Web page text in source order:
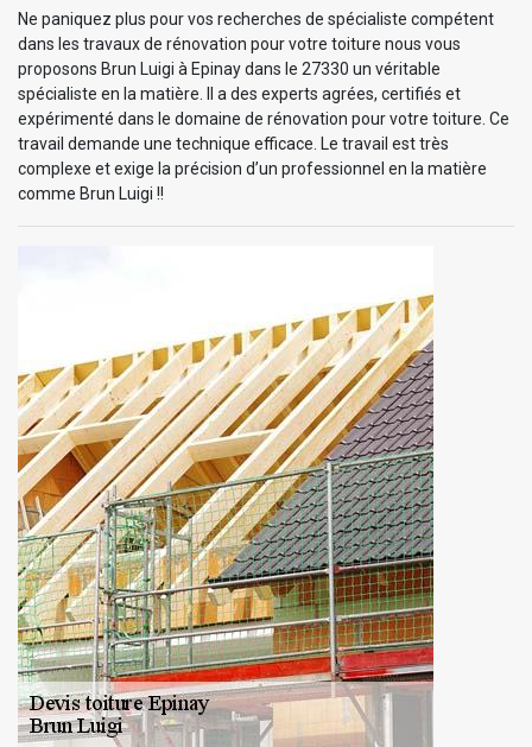
Ne paniquez plus pour vos recherches de spécialiste compétent
dans les travaux de rénovation pour votre toiture nous vous
proposons Brun Luigi à Epinay dans le 27330 un véritable
spécialiste en la matière. Il a des experts agrées, certifiés et
expérimenté dans le domaine de rénovation pour votre toiture. Ce
travail demande une technique efficace. Le travail est très
complexe et exige la précision d’un professionnel en la matière
comme Brun Luigi !!